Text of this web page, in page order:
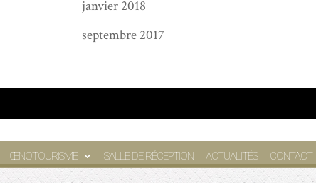
janvier 2018
septembre 2017
ŒNOTOURISME SALLE DE RÉCEPTION ACTUALITÉS CONTACT